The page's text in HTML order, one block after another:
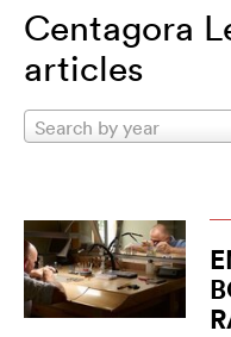
Centagora
articles
Search by year